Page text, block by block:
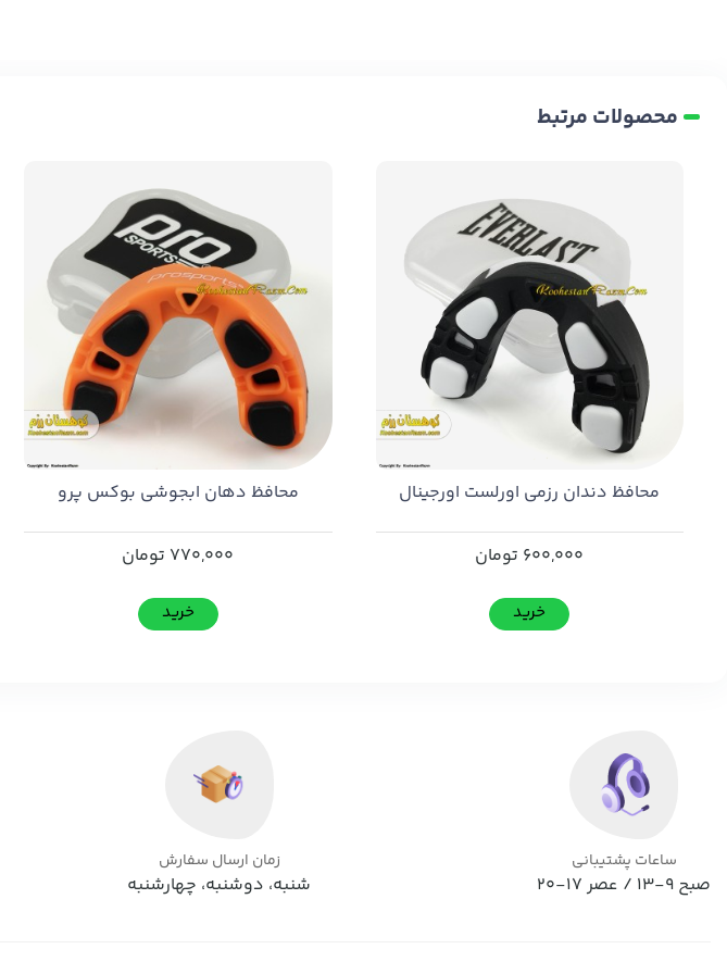
محصولات مرتبط
محافظ دندان رزمی اورلست اورجینال
600,000 تومان
خرید
محافظ دهان ابجوشی بوکس پرو
770,000 تومان
خرید
ساعات پشتیبانی
صبح 9-13 / عصر 17-20
زمان ارسال سفارش
شنبه، دوشنبه، چهارشنبه